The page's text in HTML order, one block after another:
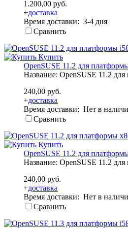
1.200,00 руб.
+доставка
Время доставки: 3-4 дня
Сравнить
Купить
OpenSUSE 11.2 для
Название: OpenSUSE 11.2
240,00 руб.
+доставка
Время доставки: Нет в
Сравнить
Купить
OpenSUSE 11.2 для
Название: OpenSUSE 11.2
240,00 руб.
+доставка
Время доставки: Нет в
Сравнить